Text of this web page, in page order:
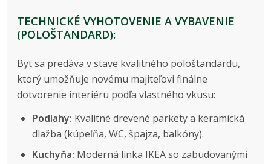
TECHNICKÉ VYHOTOVENIE A VYBAVENIE
(POLOŠTANDARD):
Byt sa predáva v stave kvalitného pološtandardu,
ktorý umožňuje novému majiteľovi finálne
dotvorenie interiéru podľa vlastného vkusu:
Podlahy: Kvalitné drevené parkety a keramická
dlažba (kúpeľňa, WC, špajza, balkóny).
Kuchyňa: Moderná linka IKEA so zabudovanými